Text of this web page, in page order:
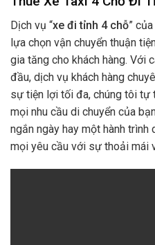
Dịch vụ “xe đi tỉnh 4 chỗ”
lựa chọn vận chuyển thuận
gia tăng cho khách hàng. Với
đầu, dịch vụ khách hàng
sự tiện lợi tối đa, chúng tôi
mọi nhu cầu di chuyển của
ngắn ngày hay một hành
mọi yêu cầu với sự thoải mái